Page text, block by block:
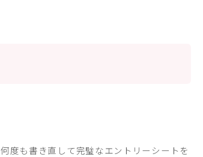
度も書き直して完璧なエントリーシートを